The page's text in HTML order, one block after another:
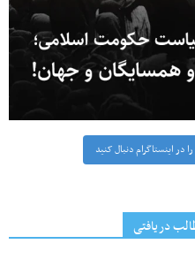
در اینستاگرام دنبال کنید
دریافتی